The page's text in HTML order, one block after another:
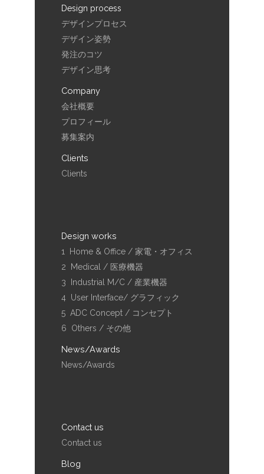
Design process
デザインプロセス
デザイン姿勢
発注のコツ
デザイン思考
Company
会社概要
プロフィール
募集案内
Clients
Clients
Design works
1 Home & Office / 家電・オフィス
2 Medical / 医療機器
3 Industrial M/C / 産業機器
4 User Interface/ グラフィック
5 ADC Concept / コンセプト
6 Others / その他
News/Awards
News/Awards
Contact us
Contact us
Blog